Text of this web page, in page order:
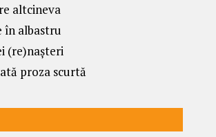
altcineva
în albastru
(re)nașteri
proza scurtă